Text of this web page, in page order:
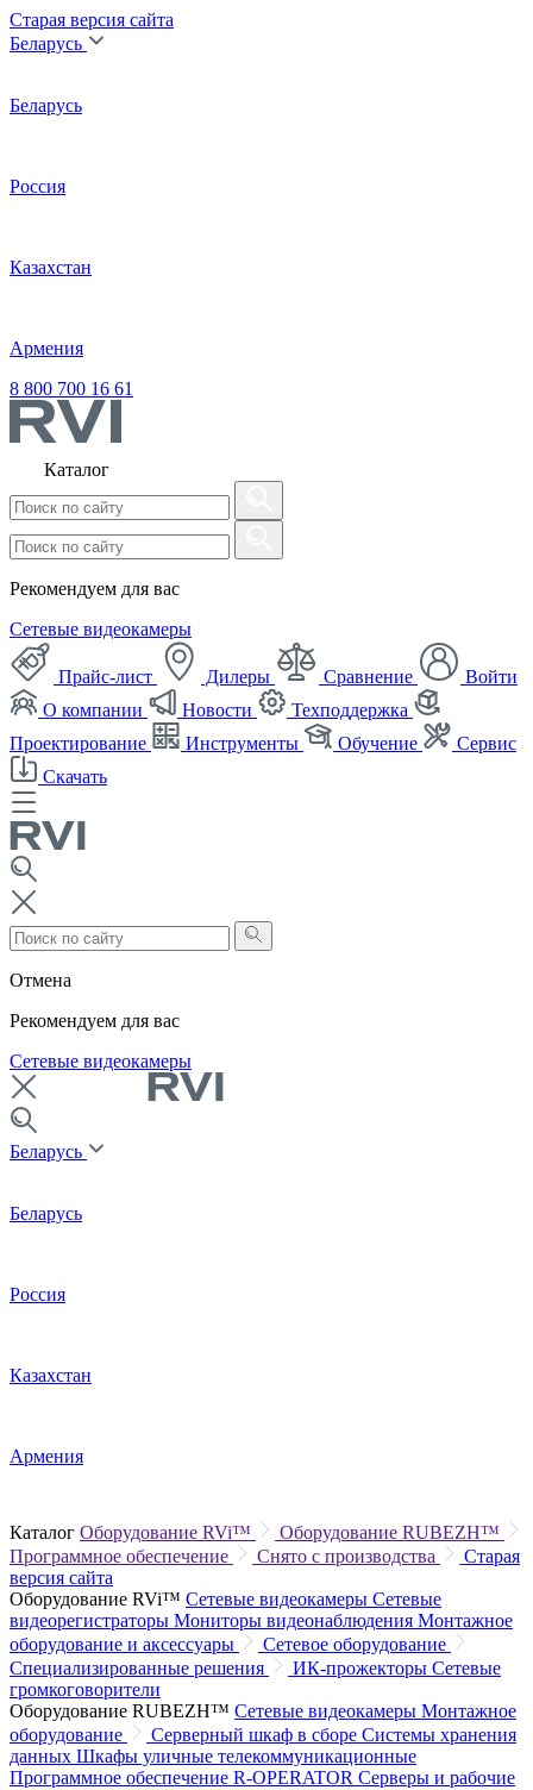
Старая версия сайта
Беларусь
Беларусь
Россия
Казахстан
Армения
8 800 700 16 61
Каталог
Рекомендуем для вас
Сетевые видеокамеры
Прайс-лист Дилеры Сравнение
Войти
О компании
Новости
Техподдержка
Проектирование
Инструменты Обучение
Сервис
Скачать
Отмена
Рекомендуем для вас
Сетевые видеокамеры
Беларусь
Беларусь
Россия
Казахстан
Армения
Каталог Оборудование RVi™
Оборудование RUBEZH™
Программное обеспечение
Снято с производства
Старая
версия сайта
Оборудование RVi™ Сетевые видеокамеры Сетевые
видеорегистраторы Мониторы видеонаблюдения Монтажное
оборудование и аксессуары
Сетевое оборудование
Специализированные решения
ИК-прожекторы Сетевые
громкоговорители
Оборудование RUBEZH™ Сетевые видеокамеры Монтажное
оборудование
Серверный шкаф в сборе Системы хранения
данных Шкафы уличные телекоммуникационные
Программное обеспечение R-OPERATOR Серверы и рабочие